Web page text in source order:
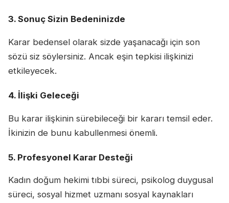
3. Sonuç Sizin Bedeninizde
Karar bedensel olarak sizde yaşanacağı için son
sözü siz söylersiniz. Ancak eşin tepkisi ilişkinizi
etkileyecek.
4. İlişki Geleceği
Bu karar ilişkinin sürebileceği bir kararı temsil eder.
İkinizin de bunu kabullenmesi önemli.
5. Profesyonel Karar Desteği
Kadın doğum hekimi tıbbi süreci, psikolog duygusal
süreci, sosyal hizmet uzmanı sosyal kaynakları